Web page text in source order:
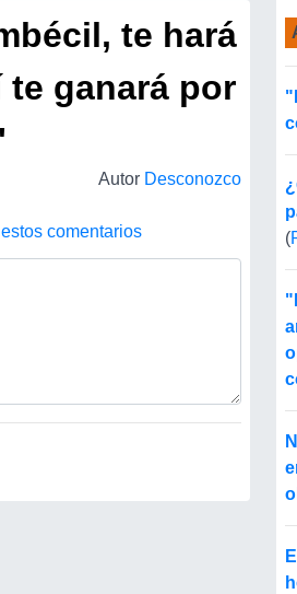
te hará
ganará por
Autor Desconozco
comentarios
(